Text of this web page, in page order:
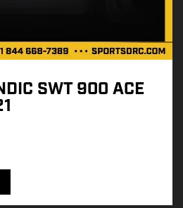
SWT 900 ACE